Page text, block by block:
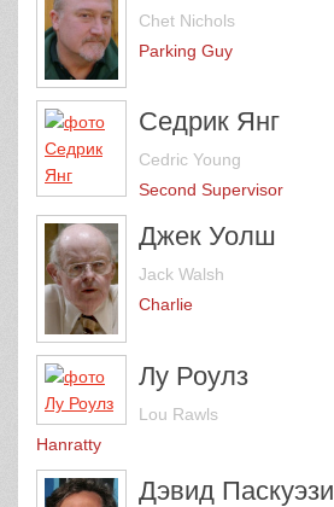
Chet Nichols
Parking Guy
Седрик Янг
Cedric Young
Second Supervisor
Джек Уолш
Jack Walsh
Charlie
Лу Роулз
Lou Rawls
Hanratty
Дэвид Паскуэзи